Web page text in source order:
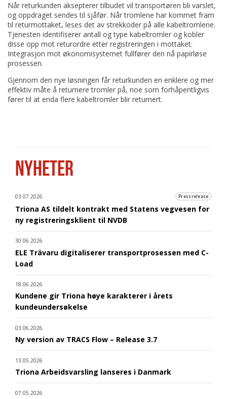
Når returkunden aksepterer tilbudet vil transportøren bli varslet,
og oppdraget sendes til sjåfør. Når tromlene har kommet fram
til returmottaket, leses det av strekkoder på alle kabeltromlene.
Tjenesten identifiserer antall og type kabeltromler og kobler
disse opp mot returordre etter registreringen i mottaket.
Integrasjon mot økonomisystemet fullfører den nå papirløse
prosessen.
Gjennom den nye løsningen får returkunden en enklere og mer
effektiv måte å returnere tromler på, noe som forhåpentligvis
fører til at enda flere kabeltromler blir returnert.
NYHETER
03.07.2026 Pressrelease
Triona AS tildelt kontrakt med Statens vegvesen for
ny registreringsklient til NVDB
30.06.2026
ELE Trävaru digitaliserer transportprosessen med C-
Load
18.06.2026
Kundene gir Triona høye karakterer i årets
kundeundersøkelse
03.06.2026
Ny version av TRACS Flow – Release 3.7
13.05.2026
Triona Arbeidsvarsling lanseres i Danmark
07.05.2026